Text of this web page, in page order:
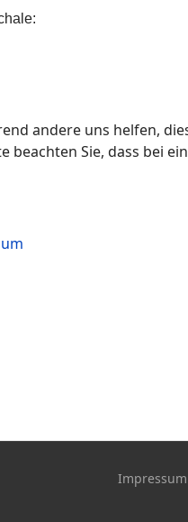
Impressum
andere uns helfen,
beachten Sie, dass bei